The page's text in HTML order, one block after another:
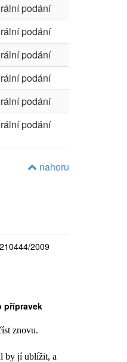
podání
podání
podání
podání
podání
podání
nahoru
2009
přípravek
znovu.
by jí ublížit, a